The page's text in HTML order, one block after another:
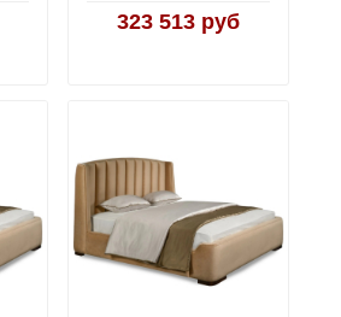
323 513 руб